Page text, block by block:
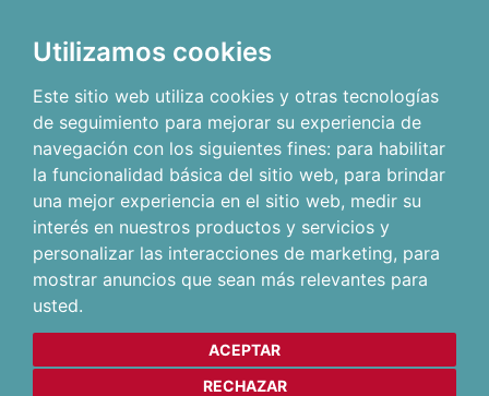
Utilizamos cookies
Este sitio web utiliza cookies y otras tecnologías
de seguimiento para mejorar su experiencia de
navegación con los siguientes fines: para habilitar
la funcionalidad básica del sitio web, para brindar
una mejor experiencia en el sitio web, medir su
interés en nuestros productos y servicios y
personalizar las interacciones de marketing, para
mostrar anuncios que sean más relevantes para
usted.
ACEPTAR
RECHAZAR